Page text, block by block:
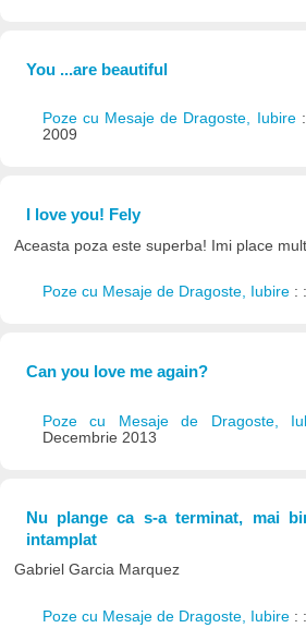
You ...are beautiful
Poze cu Mesaje de Dragoste, Iubire
2009
I love you! Fely
Aceasta poza este superba! Imi place
Poze cu Mesaje de Dragoste, Iubire :
Can you love me again?
Poze cu Mesaje de Dragoste,
Decembrie 2013
Nu plange ca s-a terminat, mai
intamplat
Gabriel Garcia Marquez
Poze cu Mesaje de Dragoste, Iubire :